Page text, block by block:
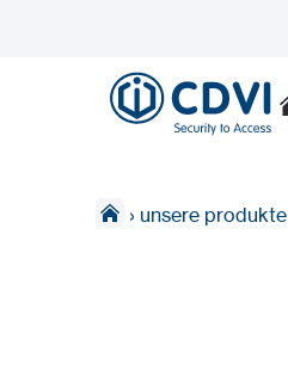
› unsere produkte